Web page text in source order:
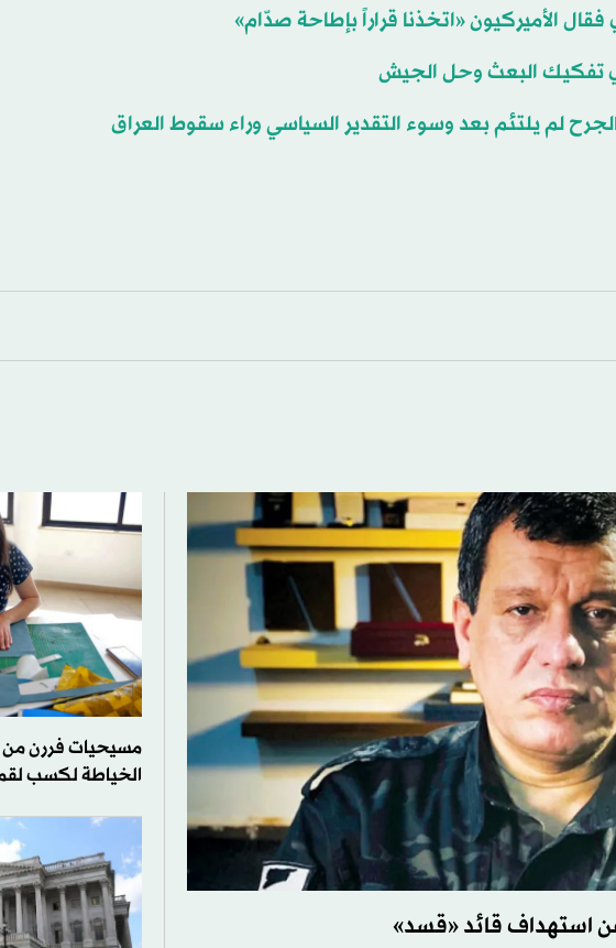
فقال الأميركيون «اتخذنا قراراً بإطاحة صدّام»
تفكيك البعث وحل الجيش
لم يلتئم بعد وسوء التقدير السياسي وراء سقوط العراق
عن استهداف قائد «قسد»
مسيحيات فررن من
الخياطة لكسب